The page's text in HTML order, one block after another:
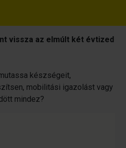
vissza az elmúlt két évtized
készségeit,
mobilitási igazolást vagy
mindez?